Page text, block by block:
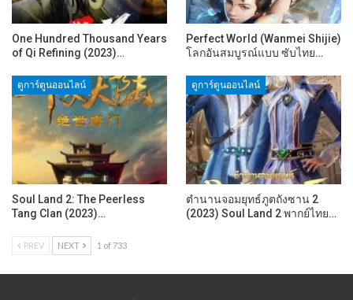
One Hundred Thousand Years
of Qi Refining (2023)…
Perfect World (Wanmei Shijie)
โลกอันสมบูรณ์แบบ ซับไทย…
ดูการ์ตูนออนไลน์
Soul Land 2: The Peerless
Tang Clan (2023)…
ดูการ์ตูนออนไลน์
ตำนานจอมยุทธ์ภูตถังซาน 2
(2023) Soul Land 2 พากย์ไทย…
PREV NEXT 1 of 733